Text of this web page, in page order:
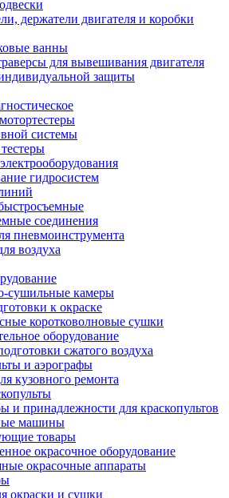
держатели двигателя и коробки
ванны
для вывешивания двигателя
защиты
системы
гидросистем
соединения
пневмоинструмента
воздуха
сушильные камеры
к окраске
коротковолновые сушки
оборудование
сжатого воздуха
и аэрографы
кузовного ремонта
и принадлежности для краскопультов
машины
товары
окрасочное оборудование
окрасочные аппараты
окраски и сушки